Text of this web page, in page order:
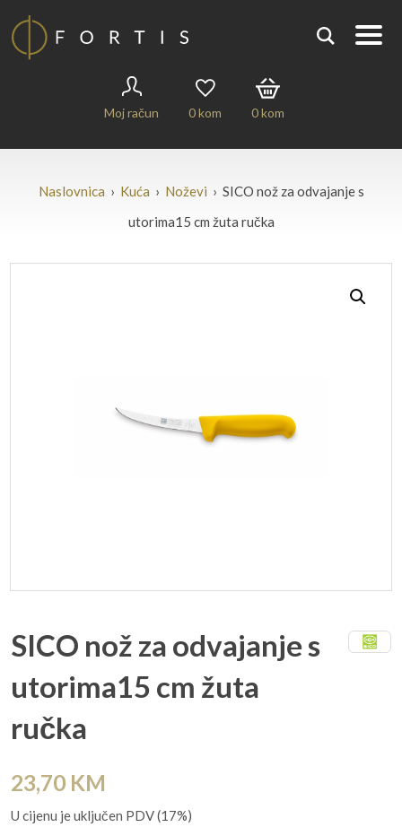
Moj račun 0kom 0kom
Naslovnica › Kuća › Noževi › SICO nož za odvajanje s
utorima15 cm žuta ručka
SICO nož za odvajanje s
utorima15 cm žuta
ručka
23,70 KM
U cijenu je uključen PDV (17%)